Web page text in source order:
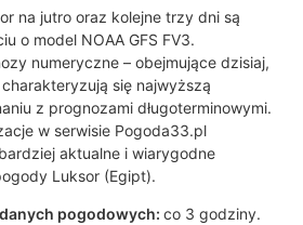
na jutro oraz kolejne trzy dni są
o model NOAA GFS FV3.
numeryczne – obejmujące dzisiaj,
się najwyższą
z prognozami długoterminowymi.
w serwisie Pogoda33.pl
aktualne i wiarygodne
Luksor (Egipt).
pogodowych: co 3 godziny.